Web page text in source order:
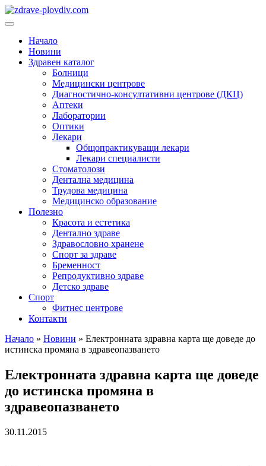
Преминете
към
Основно
Начало
Новини
Здравен каталог
Болници
Медицински центрове
Диагностично-консултативни центрове (ДКЦ)
Аптеки
Лаборатории
Оптики
Лекари
Общопрактикуващи лекари
Лекари специалисти
Стоматолози
Дентална медицина
Трудова медицина
Медицинско образование
Полезно
Красота и естетика
Дентално здраве
Здравословно хранене
Спорт за здраве
Бременност
Репродуктивно здраве
Детско здраве
Спорт
Фитнес центрове
Контакти
Начало » Новини » Електронната здравна карта ще доведе до
истинска промяна в здравеопазването
Електронната здравна карта ще доведе
до истинска промяна в
здравеопазването
30.11.2015